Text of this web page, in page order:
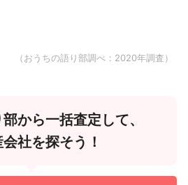
（おうちの語り部調べ：2020年調査）
から一括査定して、
社を探そう！